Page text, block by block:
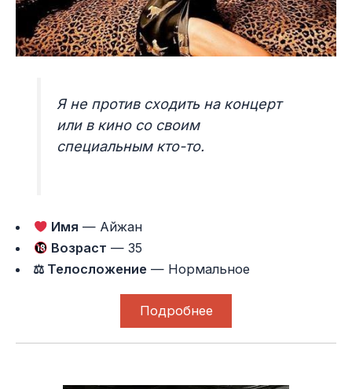
Я не против сходить на концерт
или в кино со своим
специальным кто-то.
Имя — Айжан
Возраст — 35
⚖ Телосложение — Нормальное
Подробнее